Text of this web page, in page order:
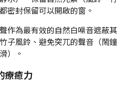
密封保留可以開啟的窗。
作為最有效的自然白噪音遮蔽其
子風鈴、避免突兀的聲音（鬧鐘
）。
療癒力